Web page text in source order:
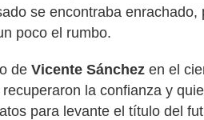
se encontraba enrachado,
poco el rumbo.
de Vicente Sánchez en el
la confianza y
para levante el título del